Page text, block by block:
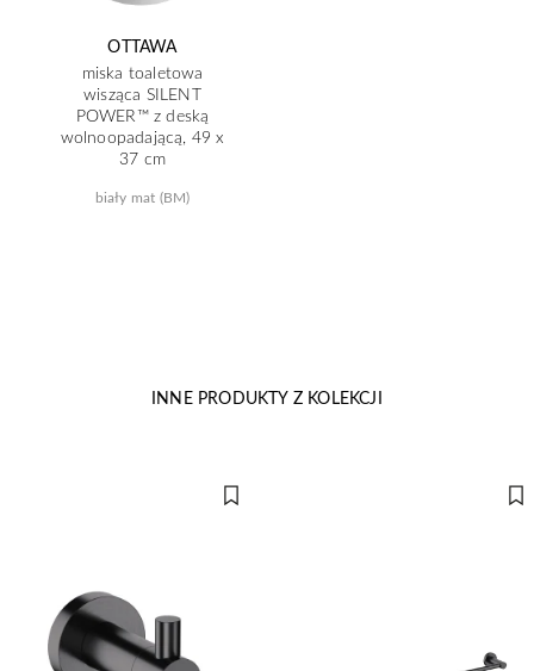
OTTAWA
miska toaletowa
wisząca SILENT
POWER™ z deską
wolnoopadającą, 49 x
37 cm
biały mat (BM)
INNE PRODUKTY Z KOLEKCJI